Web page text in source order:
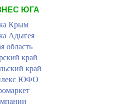
ЮГА
Крым
Адыгея
область
край
край
ЮФО